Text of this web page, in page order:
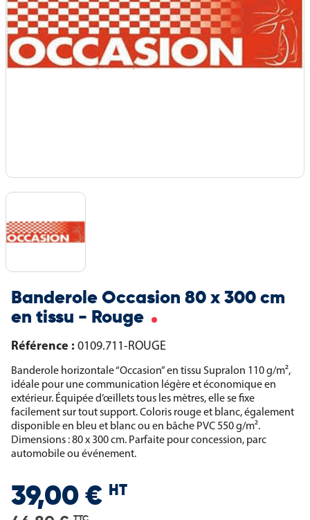
Banderole Occasion 80 x 300 cm
en tissu - Rouge
Référence : 0109.711-ROUGE
Banderole horizontale “Occasion” en tissu Supralon 110 g/m²,
idéale pour une communication légère et économique en
extérieur. Équipée d’œillets tous les mètres, elle se fixe
facilement sur tout support. Coloris rouge et blanc, également
disponible en bleu et blanc ou en bâche PVC 550 g/m².
Dimensions : 80 x 300 cm. Parfaite pour concession, parc
automobile ou événement.
39,00 € HT